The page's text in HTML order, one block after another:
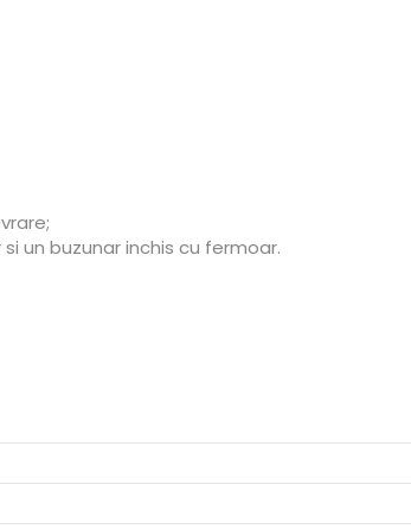
un buzunar inchis cu fermoar.